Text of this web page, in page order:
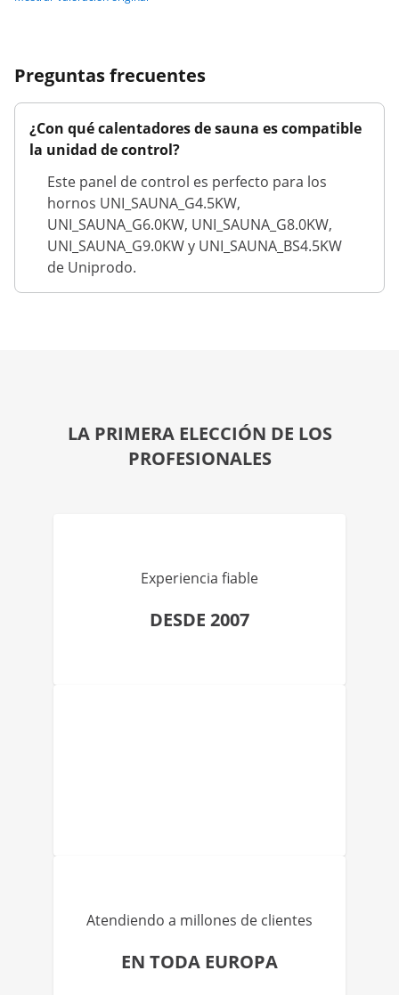
Preguntas frecuentes
¿Con qué calentadores de sauna es compatible
la unidad de control?
Este panel de control es perfecto para los
hornos UNI_SAUNA_G4.5KW,
UNI_SAUNA_G6.0KW, UNI_SAUNA_G8.0KW,
UNI_SAUNA_G9.0KW y UNI_SAUNA_BS4.5KW
de Uniprodo.
LA PRIMERA ELECCIÓN DE LOS
PROFESIONALES
Experiencia fiable
DESDE 2007
Atendiendo a millones de clientes
EN TODA EUROPA